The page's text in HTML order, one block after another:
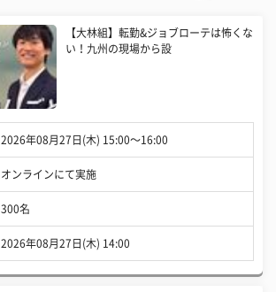
【大林組】転勤&ジョブローテは怖くな
い！九州の現場から設
2026年08月27日(木) 15:00〜16:00
オンラインにて実施
300名
2026年08月27日(木) 14:00